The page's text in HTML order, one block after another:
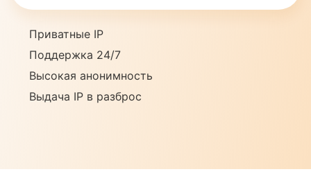
Приватные IP
Поддержка 24/7
Высокая анонимность
Выдача IP в разброс